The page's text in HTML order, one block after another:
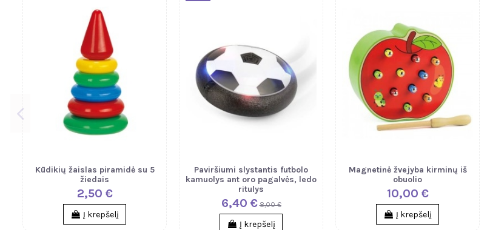
Kūdikių žaislas piramidė su 5
žiedais
2,50 €
Į krepšelį
Paviršiumi slystantis futbolo
kamuolys ant oro pagalvės, ledo
ritulys
6,40 € 8,00 €
Į krepšelį
Magnetinė žvejyba kirminų iš
obuolio
10,00 €
Į krepšelį